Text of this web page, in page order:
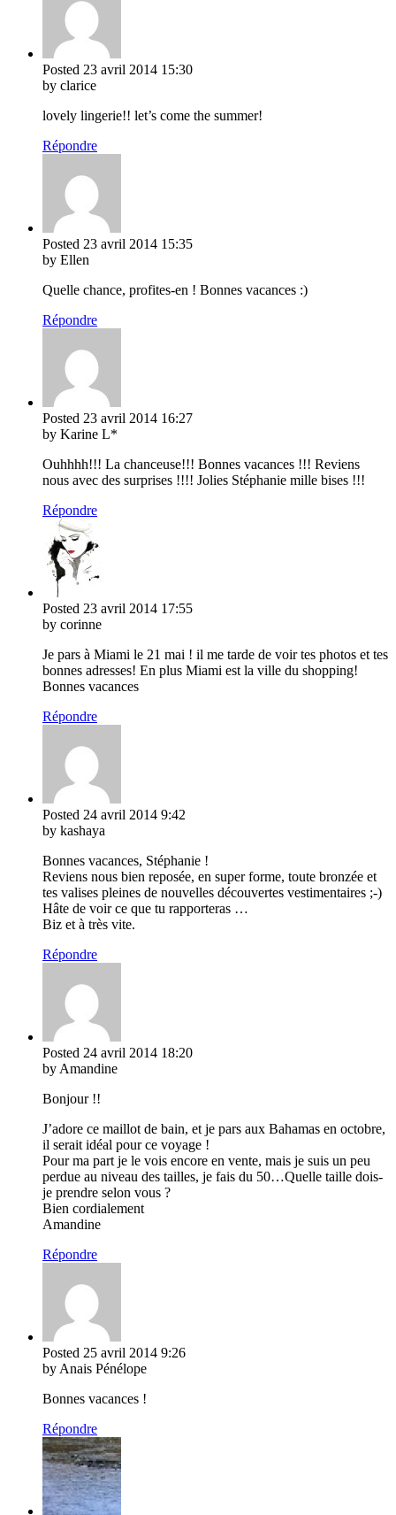
Posted 23 avril 2014 15:30
by clarice
lovely lingerie!! let’s come the summer!
Répondre
Posted 23 avril 2014 15:35
by Ellen
Quelle chance, profites-en ! Bonnes vacances :)
Répondre
Posted 23 avril 2014 16:27
by Karine L*
Ouhhhh!!! La chanceuse!!! Bonnes vacances !!! Reviens
nous avec des surprises !!!! Jolies Stéphanie mille bises !!!
Répondre
Posted 23 avril 2014 17:55
by corinne
Je pars à Miami le 21 mai ! il me tarde de voir tes photos et tes
bonnes adresses! En plus Miami est la ville du shopping!
Bonnes vacances
Répondre
Posted 24 avril 2014 9:42
by kashaya
Bonnes vacances, Stéphanie !
Reviens nous bien reposée, en super forme, toute bronzée et
tes valises pleines de nouvelles découvertes vestimentaires ;-)
Hâte de voir ce que tu rapporteras …
Biz et à très vite.
Répondre
Posted 24 avril 2014 18:20
by Amandine
Bonjour !!
J’adore ce maillot de bain, et je pars aux Bahamas en octobre,
il serait idéal pour ce voyage !
Pour ma part je le vois encore en vente, mais je suis un peu
perdue au niveau des tailles, je fais du 50…Quelle taille dois-
je prendre selon vous ?
Bien cordialement
Amandine
Répondre
Posted 25 avril 2014 9:26
by Anais Pénélope
Bonnes vacances !
Répondre